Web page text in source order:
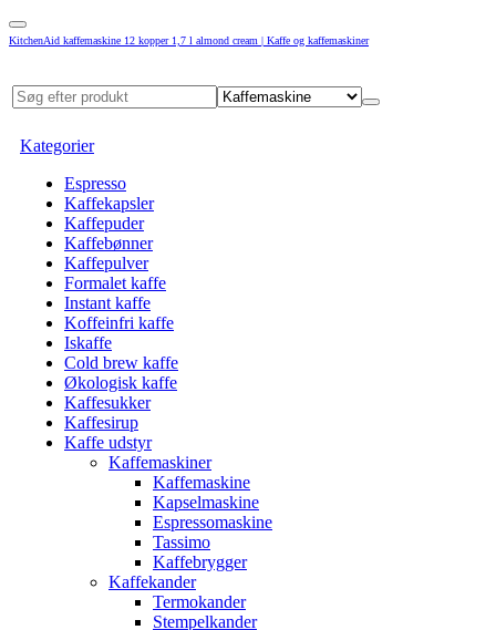
KitchenAid kaffemaskine 12 kopper 1,7 l almond cream | Kaffe og kaffemaskiner
Kategorier
Espresso
Kaffekapsler
Kaffepuder
Kaffebønner
Kaffepulver
Formalet kaffe
Instant kaffe
Koffeinfri kaffe
Iskaffe
Cold brew kaffe
Økologisk kaffe
Kaffesukker
Kaffesirup
Kaffe udstyr
Kaffemaskiner
Kaffemaskine
Kapselmaskine
Espressomaskine
Tassimo
Kaffebrygger
Kaffekander
Termokander
Stempelkander